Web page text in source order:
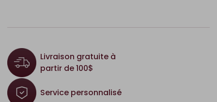
Livraison gratuite à
partir de 100$
Service personnalisé